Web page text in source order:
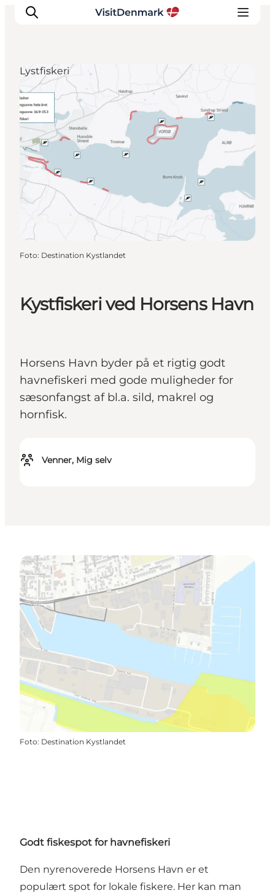
Inspiration
Destinationer
Oplevelser
Overnatning
Planlæg ferien
Kystfiskeri ved Horsens Havn
Horsens Havn byder på et rigtig godt
havnefiskeri med gode muligheder for
sæsonfangst af bl.a. sild, makrel og
hornfisk.
Venner, Mig selv
Horsens, Østjylland
Lystfiskeri
Foto: Destination Kystlandet
Foto: Destination Kystlandet
Godt fiskespot for havnefiskeri
Den nyrenoverede Horsens Havn er et
populært spot for lokale fiskere. Her kan man